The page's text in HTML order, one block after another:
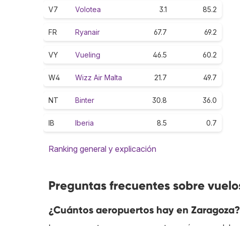
V7 Volotea 3.1 85.2
FR Ryanair 67.7 69.2
VY Vueling 46.5 60.2
W4 Wizz Air Malta 21.7 49.7
NT Binter 30.8 36.0
IB Iberia 8.5 0.7
Ranking general y explicación
Preguntas frecuentes sobre
¿Cuántos aeropuertos hay en Zaragoza?